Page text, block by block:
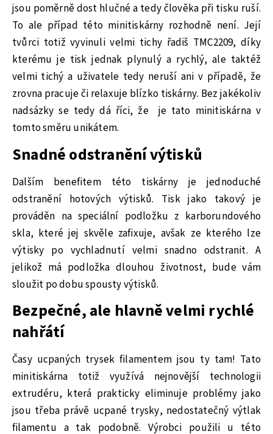
jsou poměrně dost hlučné a tedy člověka při tisku ruší.
To ale případ této minitiskárny rozhodně není. Její
tvůrci totiž vyvinuli velmi tichy řadiš TMC2209, díky
kterému je tisk jednak plynulý a rychlý, ale taktéž
velmi tichý a uživatele tedy neruší ani v případě, že
zrovna pracuje či relaxuje blízko tiskárny. Bez jakékoliv
nadsázky se tedy dá říci, že
je tato minitiskárna v
tomto směru unikátem.
Snadné odstranění výtisků
Dalším benefitem této tiskárny je jednoduché
odstranění hotových výtisků. Tisk jako takový je
prováděn na speciální podložku z karborundového
skla, které jej skvěle zafixuje, avšak ze kterého lze
výtisky po vychladnutí velmi snadno odstranit. A
jelikož má podložka dlouhou životnost, bude vám
sloužit po dobu spousty výtisků.
Bezpečné, ale hlavně velmi rychlé
nahřátí
Časy ucpaných trysek filamentem jsou ty tam! Tato
minitiskárna totiž využívá nejnovější technologii
extrudéru, která prakticky eliminuje problémy jako
jsou třeba právě ucpané trysky, nedostatečný výtlak
filamentu a tak podobně. Výrobci použili u této